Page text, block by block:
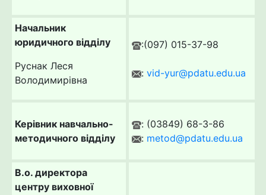
Начальник
юридичного відділу
Руснак Леся
Володимирівна
:(097) 015-37-98
: vid-yur@pdatu.edu.ua
Керівник навчально-
методичного відділу
: (03849) 68-3-86
: metod@pdatu.edu.ua
В.о. директора
центру виховної